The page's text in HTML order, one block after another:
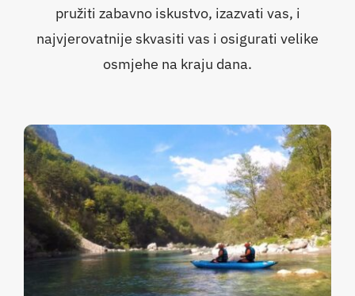
pružiti zabavno iskustvo, izazvati vas, i
najvjerovatnije skvasiti vas i osigurati velike
osmjehe na kraju dana.